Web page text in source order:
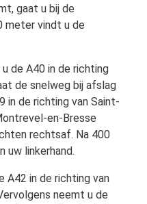
gaat u bij de
meter vindt u de
de A40 in de richting
de snelweg bij afslag
in de richting van Saint-
en-Bresse
rechtsaf. Na 400
uw linkerhand.
A42 in de richting van
neemt u de